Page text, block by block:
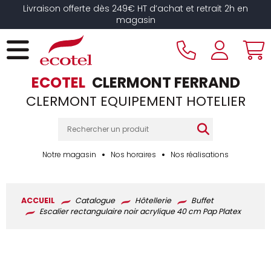
Livraison offerte dès 249€ HT d’achat et retrait 2h en
magasin
ECOTEL CLERMONT FERRAND
CLERMONT EQUIPEMENT HOTELIER
Notre magasin Nos horaires Nos réalisations
ACCUEIL Catalogue Hôtellerie
Buffet
Escalier rectangulaire noir acrylique 40 cm Pap Platex
Panneau de gestion des cookies